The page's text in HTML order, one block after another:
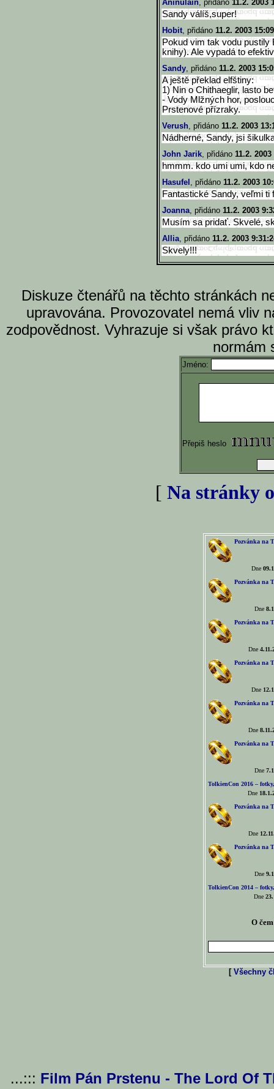
Aninulain, přidáno 11.2. 2003
Sandy válíš,super!
Hobit, přidáno 11.2. 2003
Pokud vim tak vodu pustily
knihy). Ale vypadá to
Sandy, přidáno 11.2. 2003
A ještě překlad elfštiny:
1) Nin o Chithaeglir, lasto
- Vody Mlžných hor,
Prstenové přízraky.
Verush, přidáno 11.2. 2003
Nádherné, Sandy, jsi
John Jarik, přidáno 11.2. 2003
hmmm. kdo umi umi, kdo
Hasufel , přidáno 11.2. 2003
Fantastické Sandy, veľmi ti
Joanna, přidáno 11.2. 2003
Musím sa pridať. Skvelé,
Allia, přidáno 11.2. 2003
Skvely!!!
Diskuze čtenářů na těchto stránkách
upravována. Provozovatel nemá vliv
zodpovědnost. Vyhrazuje si však právo
normám
Jméno:
Přepiš heslo
[ Na stránky
Pozvánka na
Dne
Pozvánka na
Dne
Pozvánka na
Dne
Pozvánka na
Dne
Pozvánka na
Dne
Pozvánka na
Dne
TolkienCon 2016 –
Dne
Pozvánka na
Dne
Pozvánka na
Dne
TolkienCon 2014 –
Dne
O
[ Všechny
...::: Film Pán Prstenu - The Lord Of